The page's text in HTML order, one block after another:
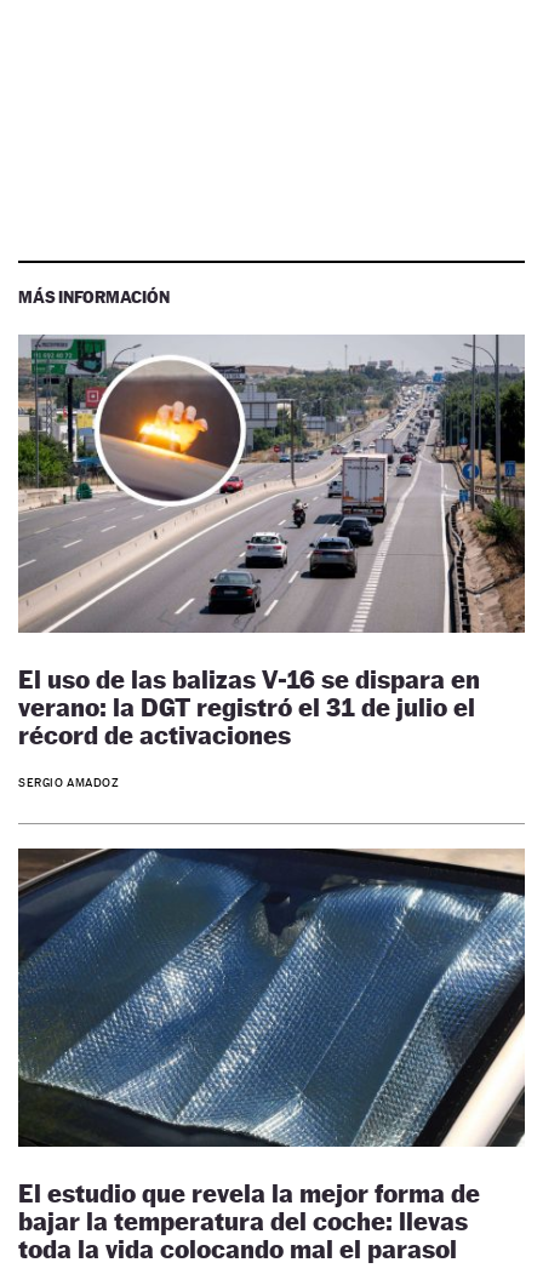
MÁS INFORMACIÓN
El uso de las balizas V-16 se dispara en
verano: la DGT registró el 31 de julio el
récord de activaciones
SERGIO AMADOZ
El estudio que revela la mejor forma de
bajar la temperatura del coche: llevas
toda la vida colocando mal el parasol